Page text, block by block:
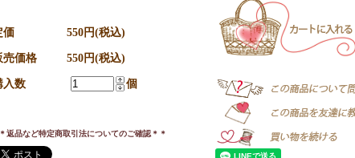
価 550円(税込)
売価格 550円(税込)
入数 個
返品など特定商取引法についてのご確認＊＊